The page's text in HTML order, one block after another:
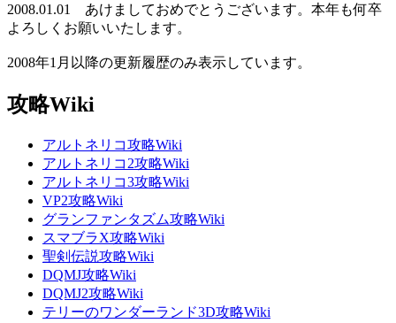
2008.01.01 あけましておめでとうございます。本年も何卒
よろしくお願いいたします。
2008年1月以降の更新履歴のみ表示しています。
攻略Wiki
アルトネリコ攻略Wiki
アルトネリコ2攻略Wiki
アルトネリコ3攻略Wiki
VP2攻略Wiki
グランファンタズム攻略Wiki
スマブラX攻略Wiki
聖剣伝説攻略Wiki
DQMJ攻略Wiki
DQMJ2攻略Wiki
テリーのワンダーランド3D攻略Wiki